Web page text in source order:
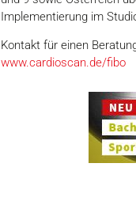
Implementierung im
Kontakt für einen
www.cardioscan.de/fibo